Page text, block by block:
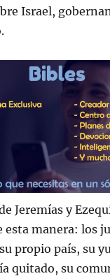
Israel,
Jeremías y
esta manera: los
propio país, su
quitado, su